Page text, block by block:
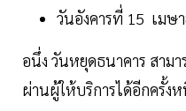
วันอังคารที่ 15 เมษ
อนึ่ง วันหยุดธนาคาร สาม
ผ่านผู้ให้บริการได้อีกครั้งห